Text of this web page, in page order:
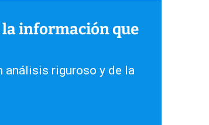
la información que
análisis riguroso y de la